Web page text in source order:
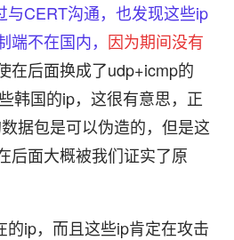
与CERT沟通，也发现这些ip
不在国内， 因为期间没有
在后面换成了udp+icmp的
韩国的ip，这很有意思，正
据包是可以伪造的，但是这
后面大概被我们证实了原
的ip，而且这些ip肯定在攻击